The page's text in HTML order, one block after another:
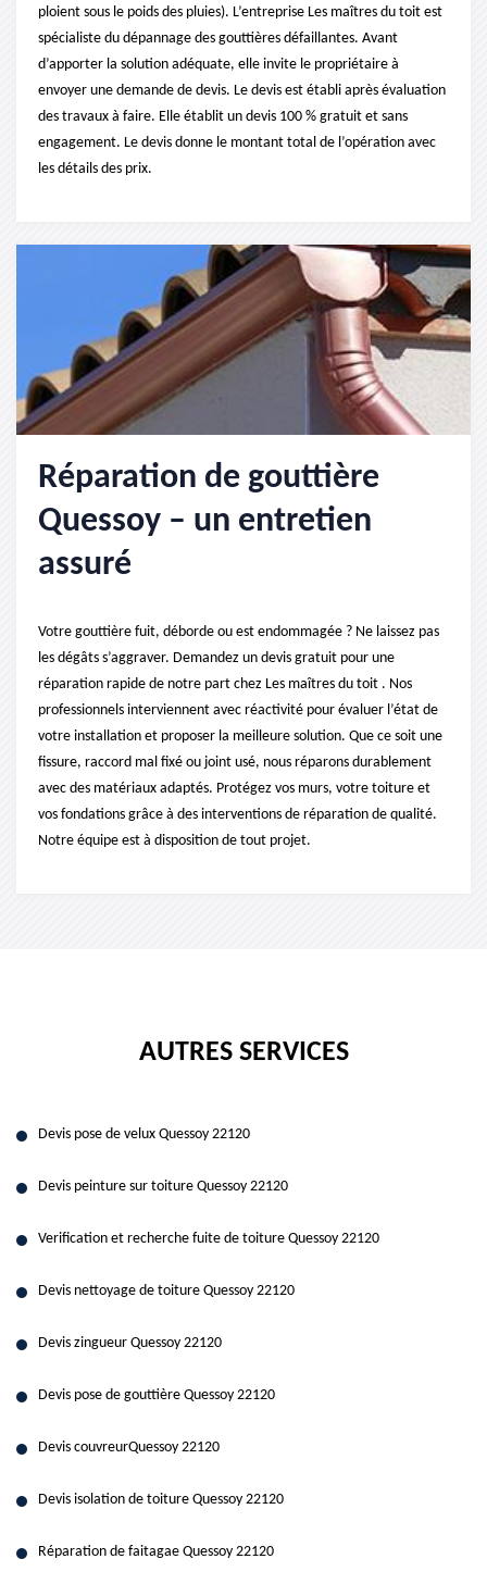
ploient sous le poids des pluies). L’entreprise Les maîtres du toit est
spécialiste du dépannage des gouttières défaillantes. Avant
d’apporter la solution adéquate, elle invite le propriétaire à
envoyer une demande de devis. Le devis est établi après évaluation
des travaux à faire. Elle établit un devis 100 % gratuit et sans
engagement. Le devis donne le montant total de l’opération avec
les détails des prix.
Réparation de gouttière
Quessoy – un entretien
assuré
Votre gouttière fuit, déborde ou est endommagée ? Ne laissez pas
les dégâts s’aggraver. Demandez un devis gratuit pour une
réparation rapide de notre part chez Les maîtres du toit . Nos
professionnels interviennent avec réactivité pour évaluer l’état de
votre installation et proposer la meilleure solution. Que ce soit une
fissure, raccord mal fixé ou joint usé, nous réparons durablement
avec des matériaux adaptés. Protégez vos murs, votre toiture et
vos fondations grâce à des interventions de réparation de qualité.
Notre équipe est à disposition de tout projet.
AUTRES SERVICES
Devis pose de velux Quessoy 22120
Devis peinture sur toiture Quessoy 22120
Verification et recherche fuite de toiture Quessoy 22120
Devis nettoyage de toiture Quessoy 22120
Devis zingueur Quessoy 22120
Devis pose de gouttière Quessoy 22120
Devis couvreurQuessoy 22120
Devis isolation de toiture Quessoy 22120
Réparation de faitagae Quessoy 22120